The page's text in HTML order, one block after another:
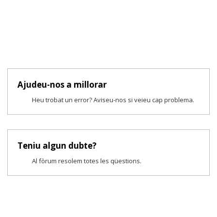
Ajudeu-nos a millorar
Heu trobat un error? Aviseu-nos si veieu cap problema.
Teniu algun dubte?
Al fòrum resolem totes les qüestions.